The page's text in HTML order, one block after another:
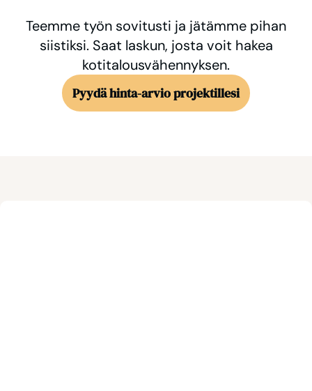
Teemme työn sovitusti ja jätämme pihan
siistiksi. Saat laskun, josta voit hakea
kotitalousvähennyksen.
Pyydä hinta-arvio projektillesi